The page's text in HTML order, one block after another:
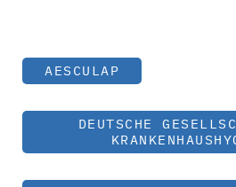
AESCULAP
DEUTSCHE